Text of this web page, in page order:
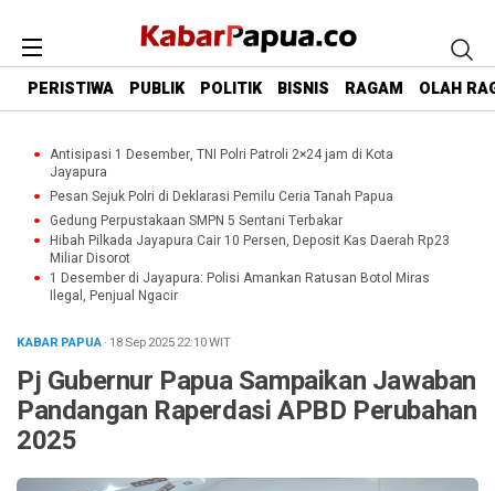
PERISTIWA PUBLIK POLITIK BISNIS RAGAM OLAH
Antisipasi 1 Desember, TNI Polri Patroli 2×24 jam di Kota
Jayapura
Pesan Sejuk Polri di Deklarasi Pemilu Ceria Tanah Papua
Gedung Perpustakaan SMPN 5 Sentani Terbakar
Hibah Pilkada Jayapura Cair 10 Persen, Deposit Kas Daerah Rp23
Miliar Disorot
1 Desember di Jayapura: Polisi Amankan Ratusan Botol Miras
Ilegal, Penjual Ngacir
KABAR PAPUA· 18 Sep 202522:10WIT
Pj Gubernur Papua Sampaikan Jawaban
Pandangan Raperdasi APBD Perubahan
2025